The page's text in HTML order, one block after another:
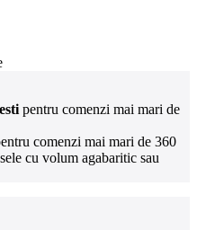
pentru comenzi mai mari de
comenzi mai mari de 360
cu volum agabaritic sau